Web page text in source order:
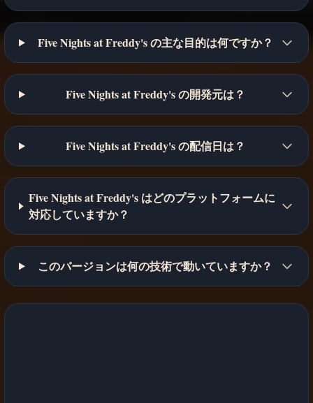
Five Nights at Freddy's の主な目的は何ですか？
Five Nights at Freddy's の開発元は？
Five Nights at Freddy's の配信日は？
Five Nights at Freddy's はどのプラットフォームに
対応していますか？
このバージョンは何の技術で動いていますか？